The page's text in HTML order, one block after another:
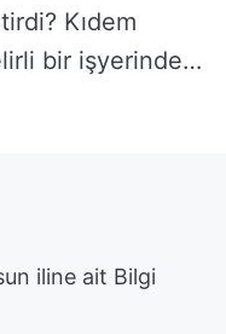
Kıdem
bir işyerinde
iline ait Bilgi